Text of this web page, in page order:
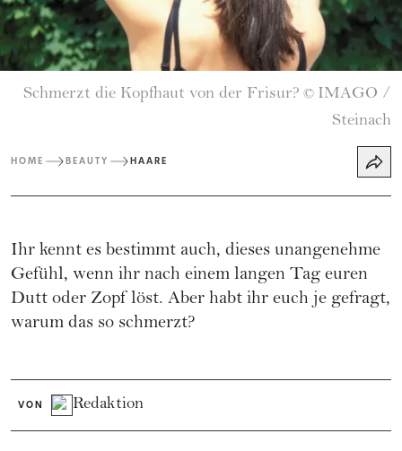
Schmerzt die Kopfhaut von der Frisur? © IMAGO /
Steinach
HOME BEAUTY HAARE
Ihr kennt es bestimmt auch, dieses unangenehme
Gefühl, wenn ihr nach einem langen Tag euren
Dutt oder Zopf löst. Aber habt ihr euch je gefragt,
warum das so schmerzt?
VON Redaktion